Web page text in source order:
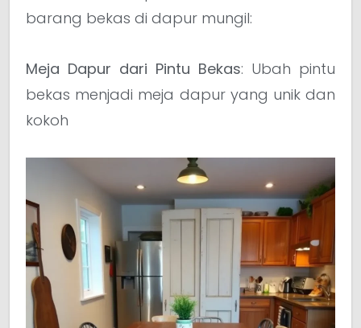
barang bekas di dapur mungil:
Meja Dapur dari Pintu Bekas: Ubah pintu
bekas menjadi meja dapur yang unik dan
kokoh